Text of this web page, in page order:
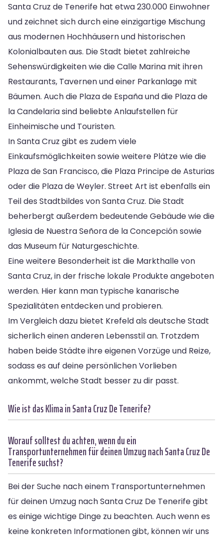
Santa Cruz de Tenerife hat etwa 230.000 Einwohner
und zeichnet sich durch eine einzigartige Mischung
aus modernen Hochhäusern und historischen
Kolonialbauten aus. Die Stadt bietet zahlreiche
Sehenswürdigkeiten wie die Calle Marina mit ihren
Restaurants, Tavernen und einer Parkanlage mit
Bäumen. Auch die Plaza de España und die Plaza de
la Candelaria sind beliebte Anlaufstellen für
Einheimische und Touristen.
In Santa Cruz gibt es zudem viele
Einkaufsmöglichkeiten sowie weitere Plätze wie die
Plaza de San Francisco, die Plaza Principe de Asturias
oder die Plaza de Weyler. Street Art ist ebenfalls ein
Teil des Stadtbildes von Santa Cruz. Die Stadt
beherbergt außerdem bedeutende Gebäude wie die
Iglesia de Nuestra Señora de la Concepción sowie
das Museum für Naturgeschichte.
Eine weitere Besonderheit ist die Markthalle von
Santa Cruz, in der frische lokale Produkte angeboten
werden. Hier kann man typische kanarische
Spezialitäten entdecken und probieren.
Im Vergleich dazu bietet Krefeld als deutsche Stadt
sicherlich einen anderen Lebensstil an. Trotzdem
haben beide Städte ihre eigenen Vorzüge und Reize,
sodass es auf deine persönlichen Vorlieben
ankommt, welche Stadt besser zu dir passt.
Wie ist das Klima in Santa Cruz De Tenerife?
Worauf solltest du achten, wenn du ein
Transportunternehmen für deinen Umzug nach Santa Cruz De
Tenerife suchst?
Bei der Suche nach einem Transportunternehmen
für deinen Umzug nach Santa Cruz De Tenerife gibt
es einige wichtige Dinge zu beachten. Auch wenn es
keine konkreten Informationen gibt, können wir uns